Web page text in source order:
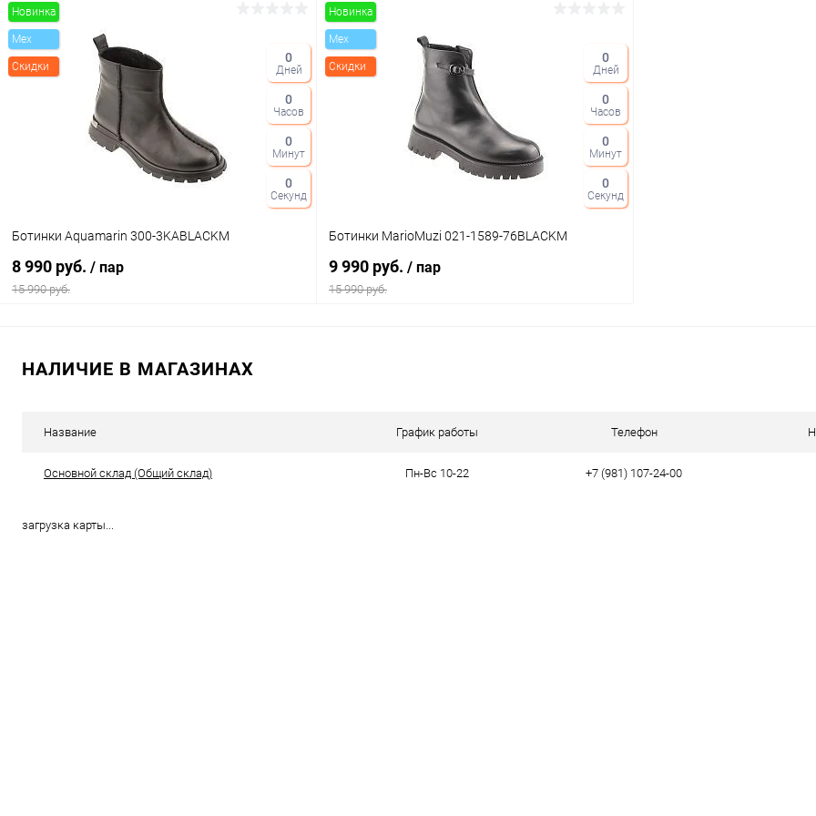
Купить в 1 клик
В избранное
Купить в 1 клик
Новинка
Mex
Скидки
0
Дней
0
Часов
0
Минут
0
Секунд
Ботинки Aquamarin 300-3KABLACKM
8 990 руб. / пар
15 990 руб.
Размер свойство
Новинка
Mex
Скидки
0
Дней
0
Часов
0
Минут
0
Секунд
Ботинки MarioMuzi 021-1589-76BLACKM
9 990 руб. / пар
15 990 руб.
НАЛИЧИЕ В МАГАЗИНАХ
Название График работы Телефон
Основной склад (Общий склад) Пн-Вс 10-22 +7 (981) 107-24-00
загрузка карты...